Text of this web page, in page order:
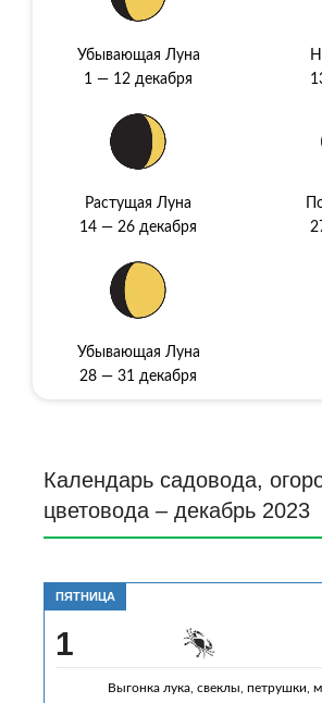
Убывающая Луна
1 — 12 декабря
Растущая Луна
14 — 26 декабря
Убывающая Луна
28 — 31 декабря
Календарь садовода,
цветовода – декабрь 2023
ПЯТНИЦА
1
Выгонка лука, свеклы, петрушки,